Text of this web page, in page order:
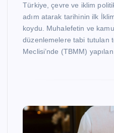
Türkiye, çevre ve iklim
adım atarak tarihinin ilk
koydu. Muhalefetin ve
düzenlemelere tabi tutulan
Meclisi’nde (TBMM)